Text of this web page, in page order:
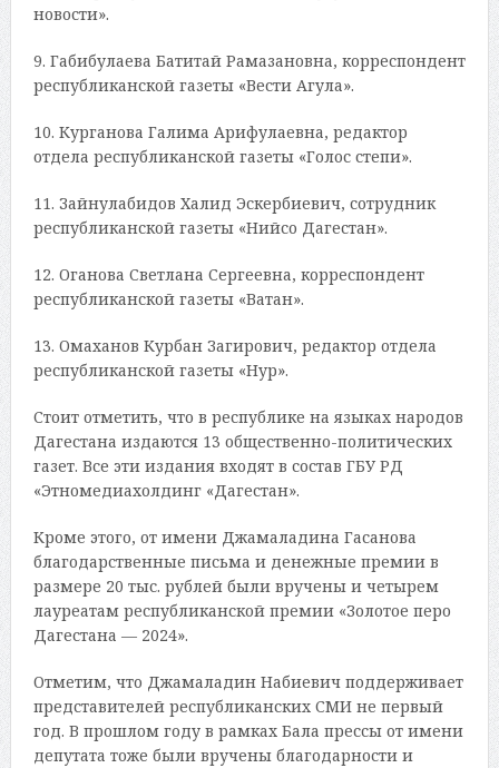
новости».
9. Габибулаева Батитай Рамазановна, корреспондент
республиканской газеты «Вести Агула».
10. Курганова Галима Арифулаевна, редактор
отдела республиканской газеты «Голос степи».
11. Зайнулабидов Халид Эскербиевич, сотрудник
республиканской газеты «Нийсо Дагестан».
12. Оганова Светлана Сергеевна, корреспондент
республиканской газеты «Ватан».
13. Омаханов Курбан Загирович, редактор отдела
республиканской газеты «Нур».
Стоит отметить, что в республике на языках народов
Дагестана издаются 13 общественно-политических
газет. Все эти издания входят в состав ГБУ РД
«Этномедиахолдинг «Дагестан».
Кроме этого, от имени Джамаладина Гасанова
благодарственные письма и денежные премии в
размере 20 тыс. рублей были вручены и четырем
лауреатам республиканской премии «Золотое перо
Дагестана — 2024».
Отметим, что Джамаладин Набиевич поддерживает
представителей республиканских СМИ не первый
год. В прошлом году в рамках Бала прессы от имени
депутата тоже были вручены благодарности и